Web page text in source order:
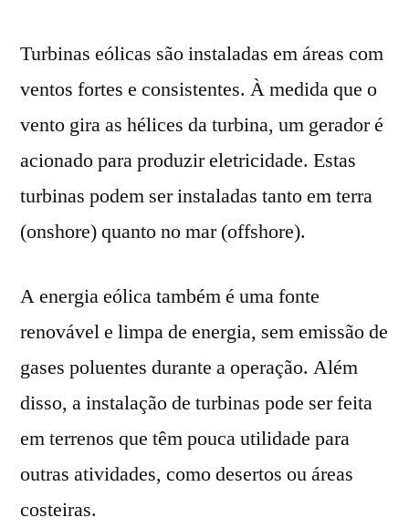
Turbinas eólicas são instaladas em áreas com
ventos fortes e consistentes. À medida que o
vento gira as hélices da turbina, um gerador é
acionado para produzir eletricidade. Estas
turbinas podem ser instaladas tanto em terra
(onshore) quanto no mar (offshore).
A energia eólica também é uma fonte
renovável e limpa de energia, sem emissão de
gases poluentes durante a operação. Além
disso, a instalação de turbinas pode ser feita
em terrenos que têm pouca utilidade para
outras atividades, como desertos ou áreas
costeiras.